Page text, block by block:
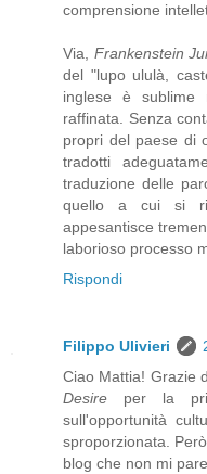
comprensione
Via, Frankenstein
del "lupo ululà,
inglese è
raffinata. Senza
propri del paese di
tradotti
traduzione delle
quello a cui si
appesantisce
laborioso processo
Rispondi
Filippo Ulivieri
Ciao Mattia! Grazie
Desire per la
sull'opportunità
sproporzionata.
blog che non mi